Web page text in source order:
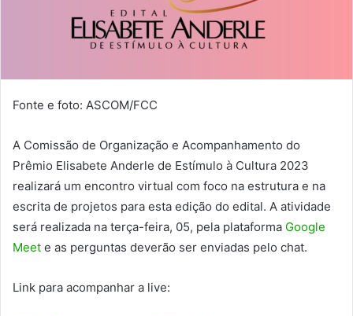
Fonte e foto: ASCOM/FCC
A Comissão de Organização e Acompanhamento do
Prêmio Elisabete Anderle de Estímulo à Cultura 2023
realizará um encontro virtual com foco na estrutura e na
escrita de projetos para esta edição do edital. A atividade
será realizada na terça-feira, 05, pela plataforma Google
Meet e as perguntas deverão ser enviadas pelo chat.
Link para acompanhar a live: